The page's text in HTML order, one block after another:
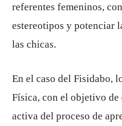
referentes femeninos,
estereotipos y potenciar
las chicas.
En el caso del Fisidabo,
Física, con el objetivo de
activa del proceso de